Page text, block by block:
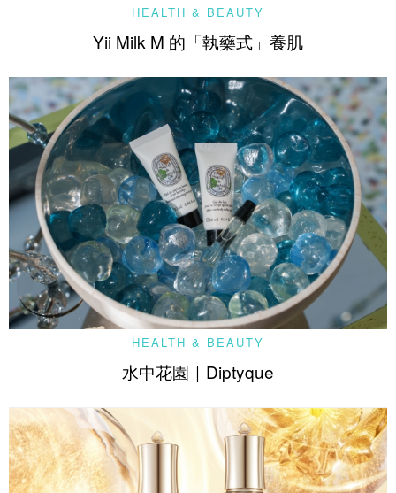
HEALTH & BEAUTY
Yii Milk M 的「執藥式」養肌
HEALTH & BEAUTY
水中花園｜Diptyque